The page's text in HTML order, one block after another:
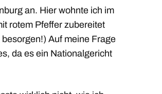
an. Hier wohnte ich im
rotem Pfeffer zubereitet
Auf meine Frage
da es ein Nationalgericht